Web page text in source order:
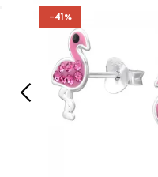
-41%